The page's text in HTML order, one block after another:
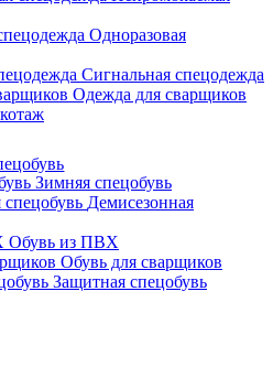
Одноразовая
Сигнальная спецодежда
Одежда для сварщиков
Зимняя спецобувь
Демисезонная
Обувь из ПВХ
Обувь для сварщиков
Защитная спецобувь